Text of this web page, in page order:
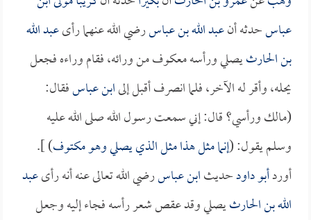
عباسحدثه أنعبد الله بن عباسرضي الله عنهما رأىعبد الله
بن الحارثيصلي ورأسه معكوف من ورائه، فقام وراءه فجعل
يحله، وأقر له الآخر، فلما انصرف أقبل إلىابن عباسفقال:
(مالك ورأسي؟ قال: إني سمعت رسول الله صلى الله عليه
وسلم يقول: (إنما مثل هذا مثل الذي يصلي وهو مكتوف) ].
أوردأبو داودحديثابن عباسرضي الله تعالى عنه أنه رأىعبد
الله بن الحارثيصلي وقد عقص شعر رأسه فجاء إليه وجعل